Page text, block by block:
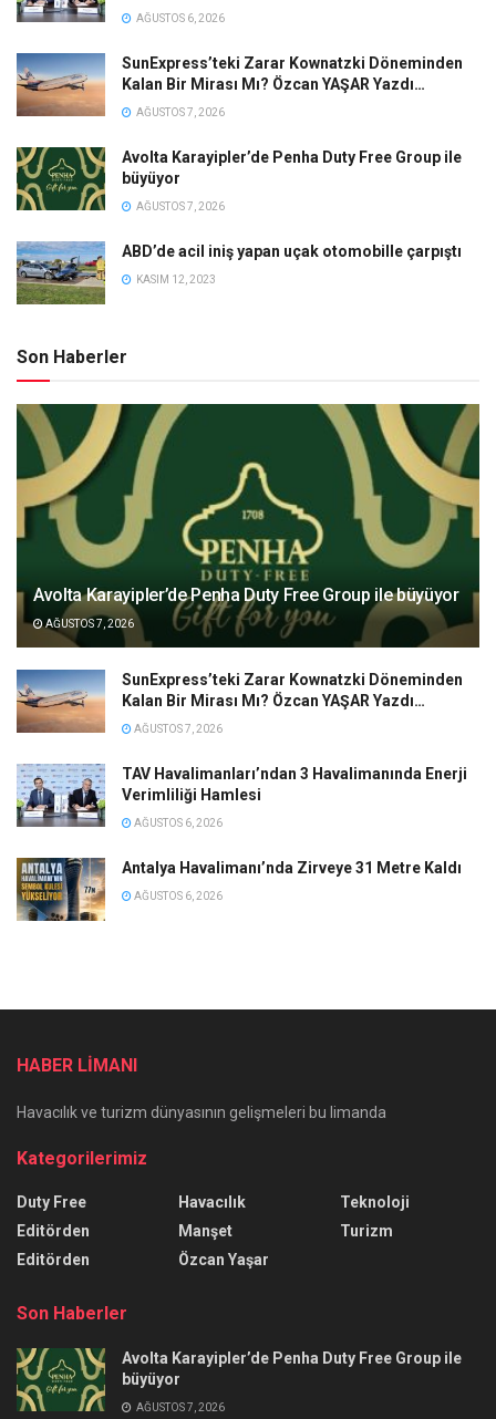
AĞUSTOS 6, 2026
SunExpress’teki Zarar Kownatzki Döneminden
Kalan Bir Mirası Mı? Özcan YAŞAR Yazdı…
AĞUSTOS 7, 2026
Avolta Karayipler’de Penha Duty Free Group ile
büyüyor
AĞUSTOS 7, 2026
ABD’de acil iniş yapan uçak otomobille çarpıştı
KASIM 12, 2023
Son Haberler
Avolta Karayipler’de Penha Duty Free Group ile büyüyor
AĞUSTOS 7, 2026
SunExpress’teki Zarar Kownatzki Döneminden
Kalan Bir Mirası Mı? Özcan YAŞAR Yazdı…
AĞUSTOS 7, 2026
TAV Havalimanları’ndan 3 Havalimanında Enerji
Verimliliği Hamlesi
AĞUSTOS 6, 2026
Antalya Havalimanı’nda Zirveye 31 Metre Kaldı
AĞUSTOS 6, 2026
HABER LİMANI
Havacılık ve turizm dünyasının gelişmeleri bu limanda
Kategorilerimiz
Duty Free
Editörden
Editörden
Havacılık
Manşet
Özcan Yaşar
Teknoloji
Turizm
Son Haberler
Avolta Karayipler’de Penha Duty Free Group ile
büyüyor
AĞUSTOS 7, 2026